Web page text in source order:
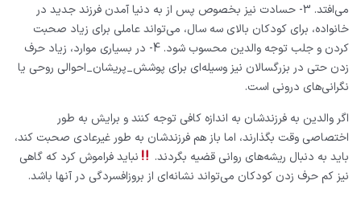
می‌افتد.
3- حسادت نیز بخصوص پس از به دنیا آمدن فرزند جدید در
خانواده، برای کودکان بالای سه سال، می‌تواند عاملی برای زیاد صحبت
کردن و جلب توجه والدین محسوب شود.
4- در بسیاری موارد، زیاد حرف
زدن حتی در بزرگسالان نیز وسیله‌ای برای پوشش_پریشان_احوالی روحی یا
نگرانی‌های درونی است.
اگر والدین به فرزندشان به اندازه کافی توجه کنند و برایش به طور
اختصاصی وقت بگذارند، اما باز هم فرزندشان به طور غیرعادی صحبت کند،
باید به دنبال ریشه‌های روانی قضیه بگردند.
نباید فراموش کرد که گاهی
نیز کم حرف زدن کودکان می‌تواند نشانه‌ای از بروزافسردگی در آنها باشد.